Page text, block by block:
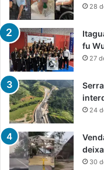
28
fu
27
24
30